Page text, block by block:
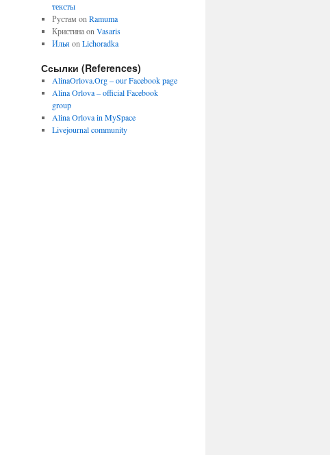
тексты
Рустам on Ramuma
Кристина on Vasaris
Ильяon Lichoradka
Ссылки (References)
AlinaOrlova.Org – our Facebook page
Alina Orlova – official Facebook
group
Alina Orlova in MySpace
Livejournal community